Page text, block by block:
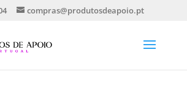
compras@produtosdeapoio.pt